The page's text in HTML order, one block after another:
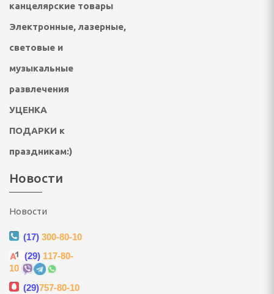
самовары
ростеры,
соковарки
канцелярские товары
Электронные, лазерные,
световые и
музыкальные
развлечения
УЦЕНКА
ПОДАРКИ к
праздникам:)
Новости
Новости
(17) 300-80-10
(29) 117-80-
10
(29)757-80-10